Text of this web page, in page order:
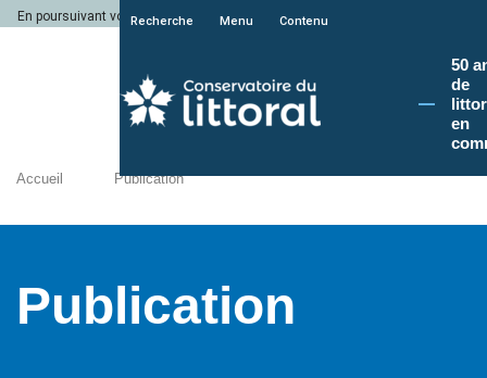
En poursuivant votre navigation sur le site du Conservatoire du littoral, vous
Recherche Menu Contenu
50
de
en
Accueil Publication
Publication